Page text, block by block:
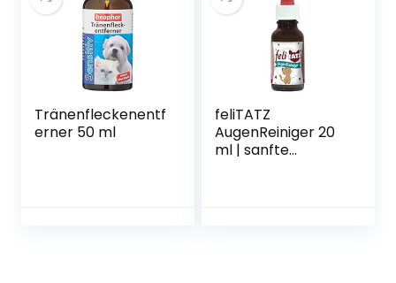
Entspannung für
Katzen
Tränenfleckenentf
erner 50 ml
feliTATZ
AugenReiniger 20
ml | sanfte